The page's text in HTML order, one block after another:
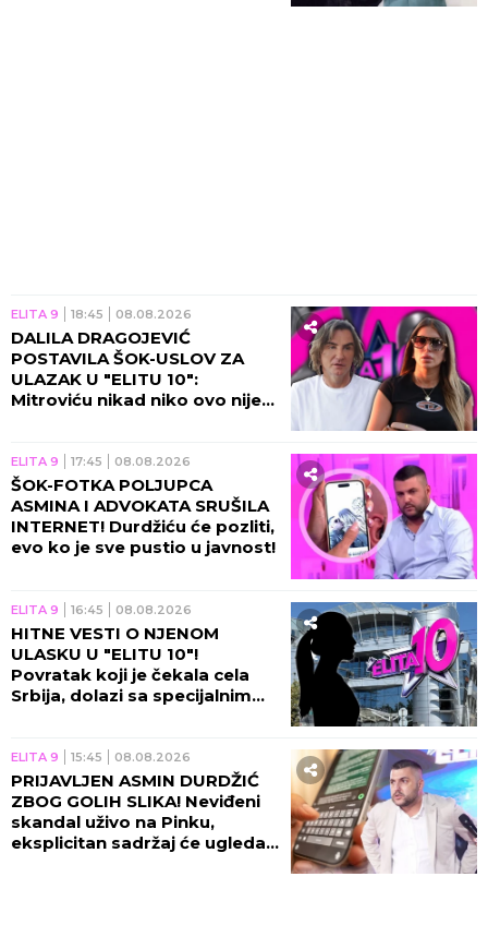
ELITA 9 18:45 08.08.2026
DALILA DRAGOJEVIĆ
POSTAVILA ŠOK-USLOV ZA
ULAZAK U "ELITU 10":
Mitroviću nikad niko ovo nije
ELITA 9 17:45 08.08.2026
ŠOK-FOTKA POLJUPCA
ASMINA I ADVOKATA SRUŠILA
INTERNET! Durdžiću će pozliti,
evo ko je sve pustio u javnost!
ELITA 9 16:45 08.08.2026
HITNE VESTI O NJENOM
ULASKU U "ELITU 10"!
Povratak koji je čekala cela
Srbija, dolazi sa specijalnim
ELITA 9 15:45 08.08.2026
PRIJAVLJEN ASMIN DURDŽIĆ
ZBOG GOLIH SLIKA! Neviđeni
skandal uživo na Pinku,
eksplicitan sadržaj će ugledati